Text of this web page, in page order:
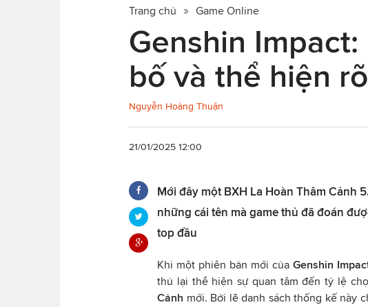
Trang chủ Game Online
Genshin
bố và thể hiện
Nguyễn Hoàng Thuận
21/01/2025 12:00
Mới đây một BXH La Hoàn Thâm Cảnh
những cái tên mà game thủ đã đoán
top đầu
Khi một phiên bản mới của Genshin
thủ lại thể hiện sự quan tâm đến tỷ lệ
Cảnh mới. Bởi lẽ danh sách thống kế này